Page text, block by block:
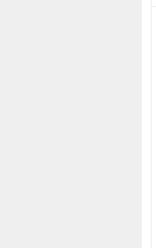
على اقتحام سبتة
المعادن الاستراتيجية
الكفاءة ويمنح الشباب
لصناعة الواقع؟
هو الأساس الوحيد لحل